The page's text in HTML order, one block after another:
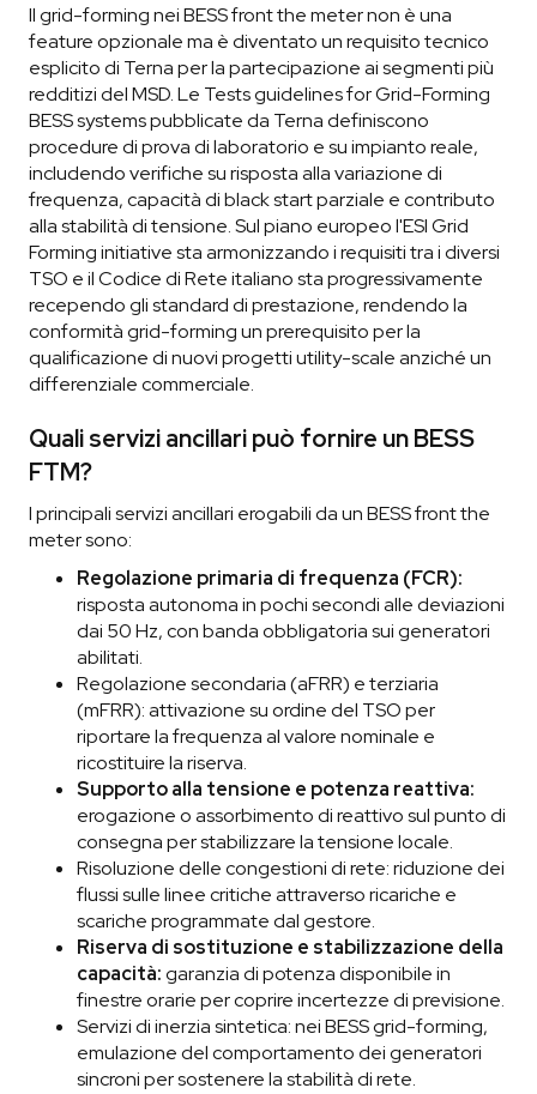
Il grid-forming nei BESS front the meter non è una
feature opzionale ma è diventato un requisito tecnico
esplicito di Terna per la partecipazione ai segmenti più
redditizi del MSD. Le Tests guidelines for Grid-Forming
BESS systems pubblicate da Terna definiscono
procedure di prova di laboratorio e su impianto reale,
includendo verifiche su risposta alla variazione di
frequenza, capacità di black start parziale e contributo
alla stabilità di tensione. Sul piano europeo l'ESI Grid
Forming initiative sta armonizzando i requisiti tra i diversi
TSO e il Codice di Rete italiano sta progressivamente
recependo gli standard di prestazione, rendendo la
conformità grid-forming un prerequisito per la
qualificazione di nuovi progetti utility-scale anziché un
differenziale commerciale.
Quali servizi ancillari può fornire un BESS
FTM?
I principali servizi ancillari erogabili da un BESS front the
meter sono:
Regolazione primaria di frequenza (FCR):
risposta autonoma in pochi secondi alle deviazioni
dai 50 Hz, con banda obbligatoria sui generatori
abilitati.
Regolazione secondaria (aFRR) e terziaria
(mFRR): attivazione su ordine del TSO per
riportare la frequenza al valore nominale e
ricostituire la riserva.
Supporto alla tensione e potenza reattiva:
erogazione o assorbimento di reattivo sul punto di
consegna per stabilizzare la tensione locale.
Risoluzione delle congestioni di rete: riduzione dei
flussi sulle linee critiche attraverso ricariche e
scariche programmate dal gestore.
Riserva di sostituzione e stabilizzazione della
capacità:garanzia di potenza disponibile in
finestre orarie per coprire incertezze di previsione.
Servizi di inerzia sintetica: nei BESS grid-forming,
emulazione del comportamento dei generatori
sincroni per sostenere la stabilità di rete.